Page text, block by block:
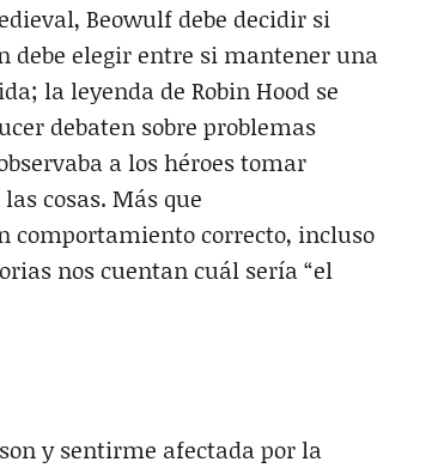
Beowulf debe decidir si
debe elegir entre si mantener una
la leyenda de Robin Hood se
debaten sobre problemas
a los héroes tomar
cosas. Más que
comportamiento correcto, incluso
nos cuentan cuál sería “el
y sentirme afectada por la